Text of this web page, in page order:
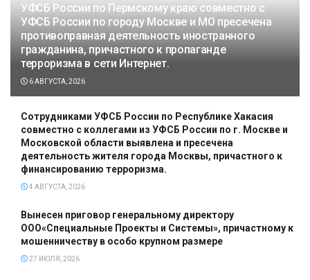
УФСБ России по Пермскому краю совместно с
УФСБ России по городу Москве и МО пресечена
противоправная деятельность иностранного
гражданина, причастного к пропаганде
терроризма в сети Интернет.
6 АВГУСТА, 2026
Сотрудниками УФСБ России по Республике Хакасия
совместно с коллегами из УФСБ России по г. Москве и
Московской области выявлена и пресечена
деятельность жителя города Москвы, причастного к
финансированию терроризма.
4 АВГУСТА, 2026
Вынесен приговор генеральному директору
ООО«Специальные Проекты и Системы», причастному к
мошенничеству в особо крупном размере
27 ИЮЛЯ, 2026